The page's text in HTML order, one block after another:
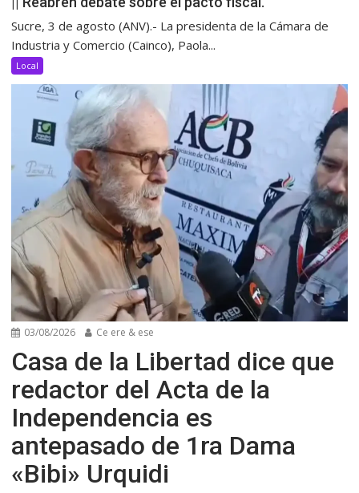
Sucre, 3 de agosto (ANV).- La presidenta de la Cámara de
Industria y Comercio (Cainco), Paola...
Local
03/08/2026 Ce ere & ese
Casa de la Libertad dice que
redactor del Acta de la
Independencia es
antepasado de 1ra Dama
«Bibi» Urquidi